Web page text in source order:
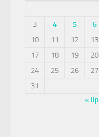
3
4 5 6
10
11 12 13
17
18 19 20
24
25 26 27
31
« lip